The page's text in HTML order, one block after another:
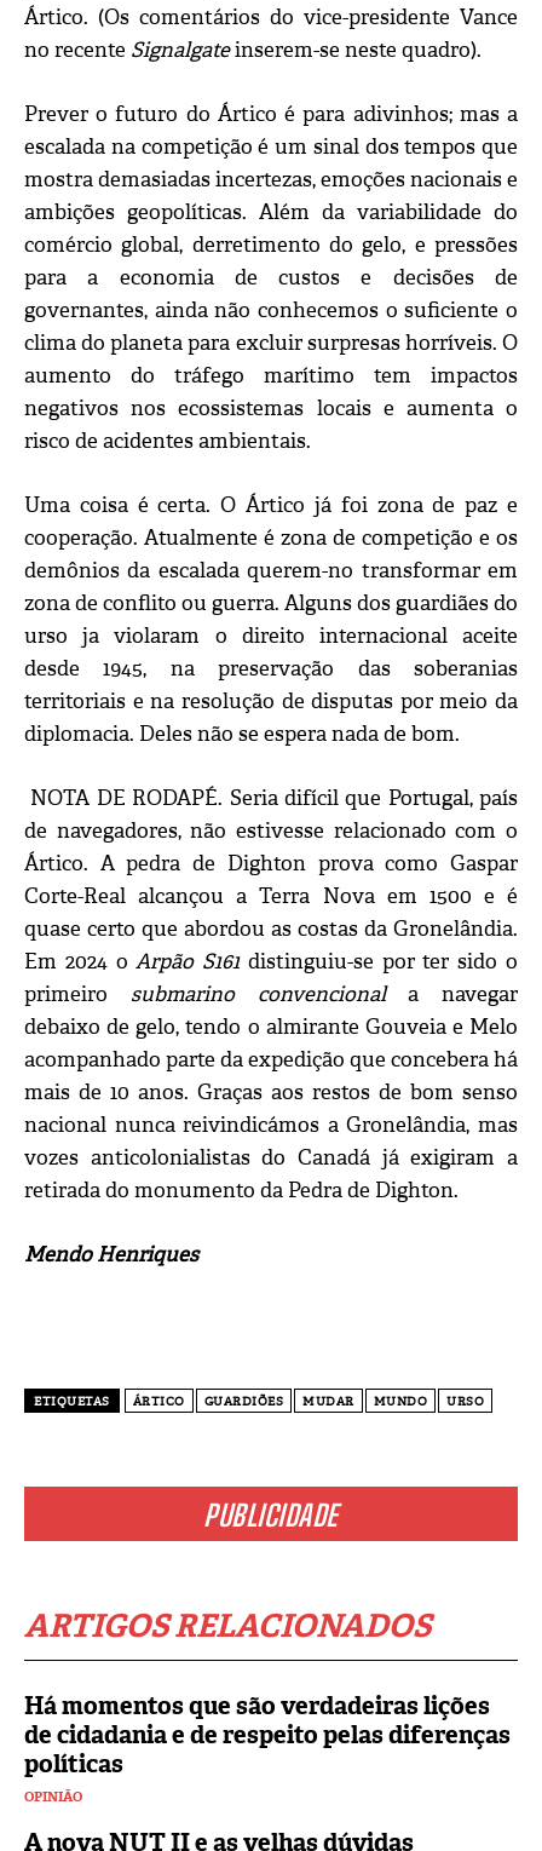
PUBLICIDADE
ARTIGOS RELACIONADOS
Há momentos que são verdadeiras lições
de cidadania e de respeito pelas diferenças
políticas
OPINIÃO
A nova NUT II e as velhas dúvidas
Ártico. (Os comentários do vice-presidente Vance
no recente Signalgateinserem-se neste quadro).
Prever o futuro do Ártico é para adivinhos; mas a
escalada na competição é um sinal dos tempos que
mostra demasiadas incertezas, emoções nacionais e
ambições geopolíticas. Além da variabilidade do
comércio global, derretimento do gelo, e pressões
para a economia de custos e decisões de
governantes, ainda não conhecemos o suficiente o
clima do planeta para excluir surpresas horríveis. O
aumento do tráfego marítimo tem impactos
negativos nos ecossistemas locais e aumenta o
risco de acidentes ambientais.
Uma coisa é certa. O Ártico já foi zona de paz e
cooperação. Atualmente é zona de competição e os
demônios da escalada querem-no transformar em
zona de conflito ou guerra. Alguns dos guardiães do
urso ja violaram o direito internacional aceite
desde 1945, na preservação das soberanias
territoriais e na resolução de disputas por meio da
diplomacia. Deles não se espera nada de bom.
NOTA DE RODAPÉ. Seria difícil que Portugal, país
de navegadores, não estivesse relacionado com o
Ártico. A pedra de Dighton prova como Gaspar
Corte-Real alcançou a Terra Nova em 1500 e é
quase certo que abordou as costas da Gronelândia.
Em 2024 oArpão S161distinguiu-se por ter sido o
primeiro submarino convencionala navegar
debaixo de gelo, tendo o almirante Gouveia e Melo
acompanhado parte da expedição que concebera há
mais de 10 anos. Graças aos restos de bom senso
nacional nunca reivindicámos a Gronelândia, mas
vozes anticolonialistas do Canadá já exigiram a
retirada do monumento da Pedra de Dighton.
Mendo Henriques
ETIQUETAS ÁRTICO GUARDIÕES MUDAR MUNDO URSO